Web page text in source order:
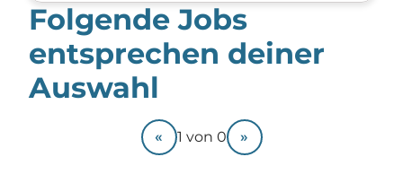
Folgende Jobs
entsprechen deiner
Auswahl
« 1 von 0 »